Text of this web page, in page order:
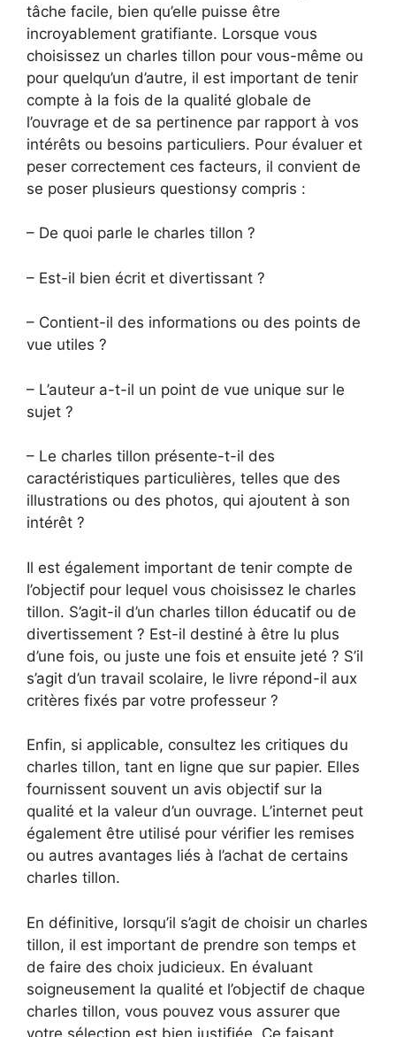
tâche facile, bien qu’elle puisse être
incroyablement gratifiante. Lorsque vous
choisissez un charles tillon pour vous-même ou
pour quelqu’un d’autre, il est important de tenir
compte à la fois de la qualité globale de
l’ouvrage et de sa pertinence par rapport à vos
intérêts ou besoins particuliers. Pour évaluer et
peser correctement ces facteurs, il convient de
se poser plusieurs questionsy compris :
– De quoi parle le charles tillon ?
– Est-il bien écrit et divertissant ?
– Contient-il des informations ou des points de
vue utiles ?
– L’auteur a-t-il un point de vue unique sur le
sujet ?
– Le charles tillon présente-t-il des
caractéristiques particulières, telles que des
illustrations ou des photos, qui ajoutent à son
intérêt ?
Il est également important de tenir compte de
l’objectif pour lequel vous choisissez le charles
tillon. S’agit-il d’un charles tillon éducatif ou de
divertissement ? Est-il destiné à être lu plus
d’une fois, ou juste une fois et ensuite jeté ? S’il
s’agit d’un travail scolaire, le livre répond-il aux
critères fixés par votre professeur ?
Enfin, si applicable, consultez les critiques du
charles tillon, tant en ligne que sur papier. Elles
fournissent souvent un avis objectif sur la
qualité et la valeur d’un ouvrage. L’internet peut
également être utilisé pour vérifier les remises
ou autres avantages liés à l’achat de certains
charles tillon.
En définitive, lorsqu’il s’agit de choisir un charles
tillon, il est important de prendre son temps et
de faire des choix judicieux. En évaluant
soigneusement la qualité et l’objectif de chaque
charles tillon, vous pouvez vous assurer que
votre sélection est bien justifiée. Ce faisant,